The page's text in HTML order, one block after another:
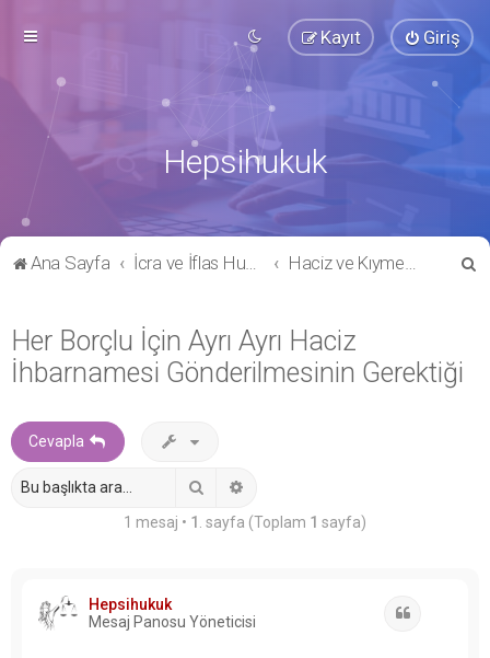
Giriş
Kayıt
Hepsihukuk
Ana Sayfa İcra ve İflas Hukuku Haciz ve Kıymet Takdiri
Her Borçlu İçin Ayrı Ayrı Haciz
İhbarnamesi Gönderilmesinin Gerektiği
Cevapla
1 mesaj • 1 . sayfa (Toplam 1 sayfa)
Hepsihukuk
Mesaj Panosu Yöneticisi